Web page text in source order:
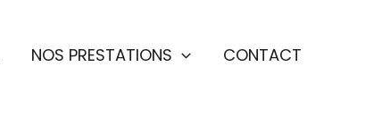
NOS PRESTATIONS CONTACT